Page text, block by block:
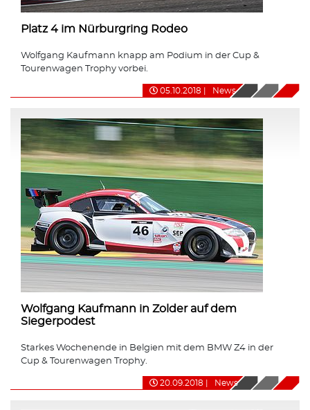
Platz 4 im Nürburgring Rodeo
Wolfgang Kaufmann knapp am Podium in der Cup &
Tourenwagen Trophy vorbei.
05.10.2018 News
Wolfgang Kaufmann in Zolder auf dem
Siegerpodest
Starkes Wochenende in Belgien mit dem BMW Z4 in der
Cup & Tourenwagen Trophy.
20.09.2018 News